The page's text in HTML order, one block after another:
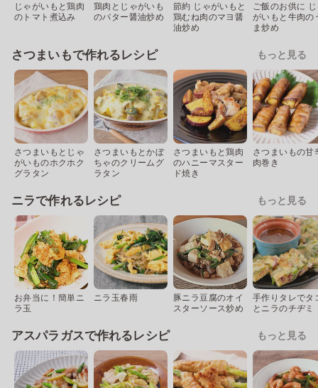
じゃがいもと鶏肉
のトマト煮込み
鶏肉とじゃがいも
のバター醤油炒め
節約 じゃがいもと
鶏むね肉のマヨ醤
油炒め
ご飯のお供に
がいもと牛肉の
ま炒め
さつまいもで作れるレシピ もっと見る
さつまいもとじゃ
がいものホクホク
グラタン
さつまいもとかぼ
ちゃのクリームグ
ラタン
さつまいもと鶏肉
のハニーマスター
ド焼き
さつまいもの甘
肉巻き
ニラで作れるレシピ もっと見る
お弁当に！簡単ニ
ラ玉
ニラ玉春雨
豚ニラ豆腐のオイ
スターソース炒め
手作りタレでタ
とニラのチヂミ
アスパラガスで作れるレシピ もっと見る